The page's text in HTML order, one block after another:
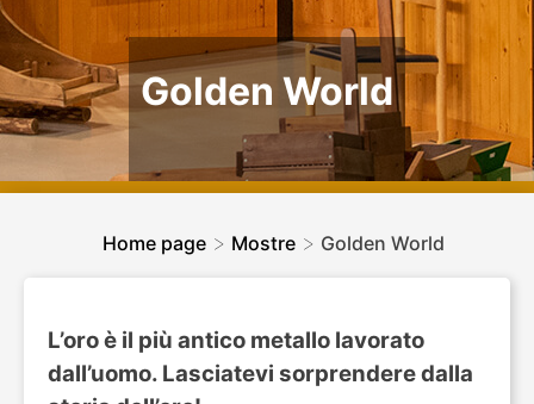
Golden World
Home page > Mostre > Golden World
L’oro è il più antico metallo lavorato
dall’uomo. Lasciatevi sorprendere dalla